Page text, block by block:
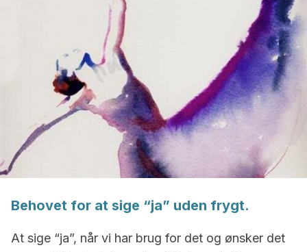
Behovet for at sige “ja” uden frygt.
At sige “ja”, når vi har brug for det og ønsker det